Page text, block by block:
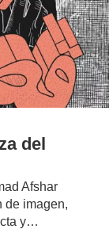
del
Afshar
de imagen,
y…